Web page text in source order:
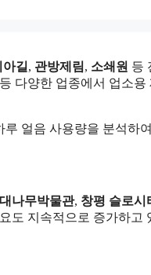
길 , 관방제림, 소쇄원 등
다양한 업종에서 업소
얼음 사용량을 분석하
나무박물관, 창평 슬로시
도 지속적으로 증가하고